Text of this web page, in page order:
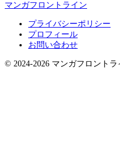
マンガフロントライン
プライバシーポリシー
プロフィール
お問い合わせ
© 2024-2026 マンガフロントラ